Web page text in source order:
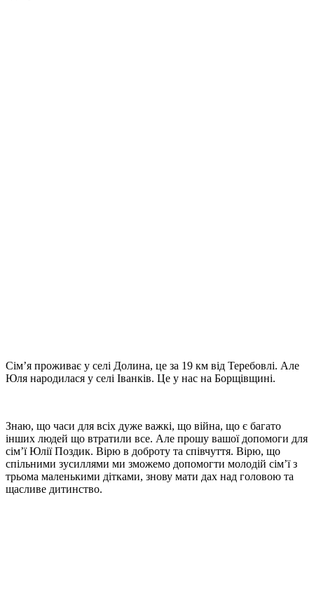
Сім’я проживає у селі Долина, це за 19 км від Теребовлі. Але
Юля народилася у селі Іванків. Це у нас на Борщівщині.
Знаю, що часи для всіх дуже важкі, що війна, що є багато
інших людей що втратили все. Але прошу вашої допомоги для
сім’ї Юлії Поздик. Вірю в доброту та співчуття. Вірю, що
спільними зусиллями ми зможемо допомогти молодій сім’ї з
трьома маленькими дітками, знову мати дах над головою та
щасливе дитинство.